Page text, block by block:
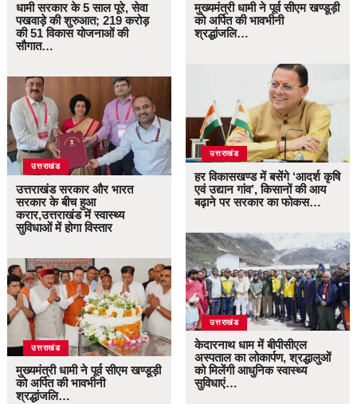
धामी सरकार के 5 साल पूरे, सेवा
पखवाड़े की शुरुआत; 219 करोड़
की 51 विकास योजनाओं की
सौगात…
उत्तराखंड
उत्तराखंड सरकार और भारत
सरकार के बीच हुआ
करार,उत्तराखंड में स्वास्थ्य
सुविधाओं में होगा विस्तार
उत्तराखंड
मुख्यमंत्री धामी ने पूर्व सीएम खण्डूड़ी
को अर्पित की भावभीनी
श्रद्धांजलि…
मुख्यमंत्री धामी ने पूर्व सीएम खण्डूड़ी
को अर्पित की भावभीनी
श्रद्धांजलि…
उत्तराखंड
हर विकासखण्ड में बसेंगे ‘आदर्श कृषि
एवं उद्यान गांव’, किसानों की आय
बढ़ाने पर सरकार का फोकस…
उत्तराखंड
केदारनाथ धाम में बीपीसीएल
अस्पताल का लोकार्पण, श्रद्धालुओं
को मिलेंगी आधुनिक स्वास्थ्य
सुविधाएं…